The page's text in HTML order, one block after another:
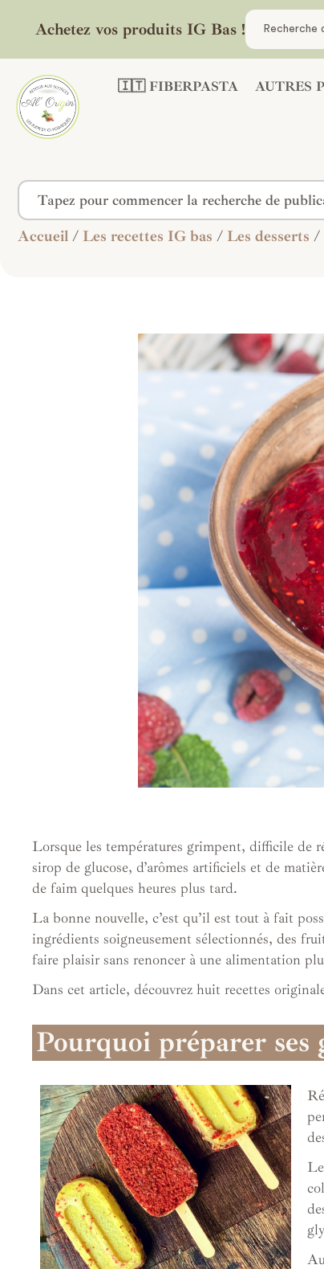
Achetez vos produits IG Bas !
🇮🇹 FIBERPASTA AUTRES
Accueil / Les recettes IG bas / Les desserts /
Lorsque les températures grimpent, difficile de
sirop de glucose, d’arômes artificiels et de
de faim quelques heures plus tard.
La bonne nouvelle, c’est qu’il est tout à fait
ingrédients soigneusement sélectionnés, des
faire plaisir sans renoncer à une alimentation
Dans cet article, découvrez huit recettes
Pourquoi préparer ses